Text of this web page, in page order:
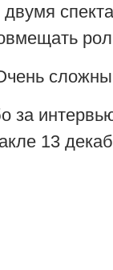
за
13